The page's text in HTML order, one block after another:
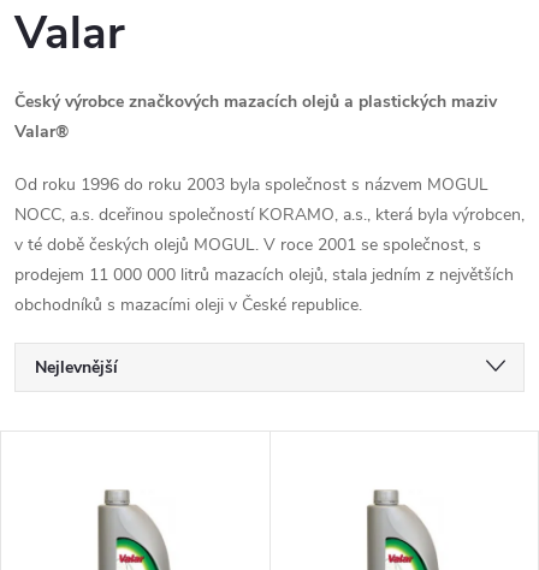
Valar
Český výrobce značkových mazacích olejů a plastických maziv
Valar®
Od roku 1996 do roku 2003 byla společnost s názvem MOGUL
NOCC, a.s. dceřinou společností KORAMO, a.s., která byla výrobcen,
v té době českých olejů MOGUL. V roce 2001 se společnost, s
prodejem 11 000 000 litrů mazacích olejů, stala jedním z největších
obchodníků s mazacími oleji v České republice.
Ř
a
Nejlevnější
Abecedně